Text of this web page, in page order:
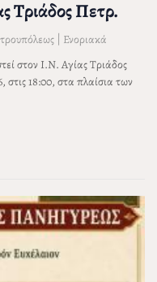
Τριάδος Πετρ.
| Ενοριακά
στον Ι.Ν. Αγίας Τριάδος
18:00, στα πλαίσια των